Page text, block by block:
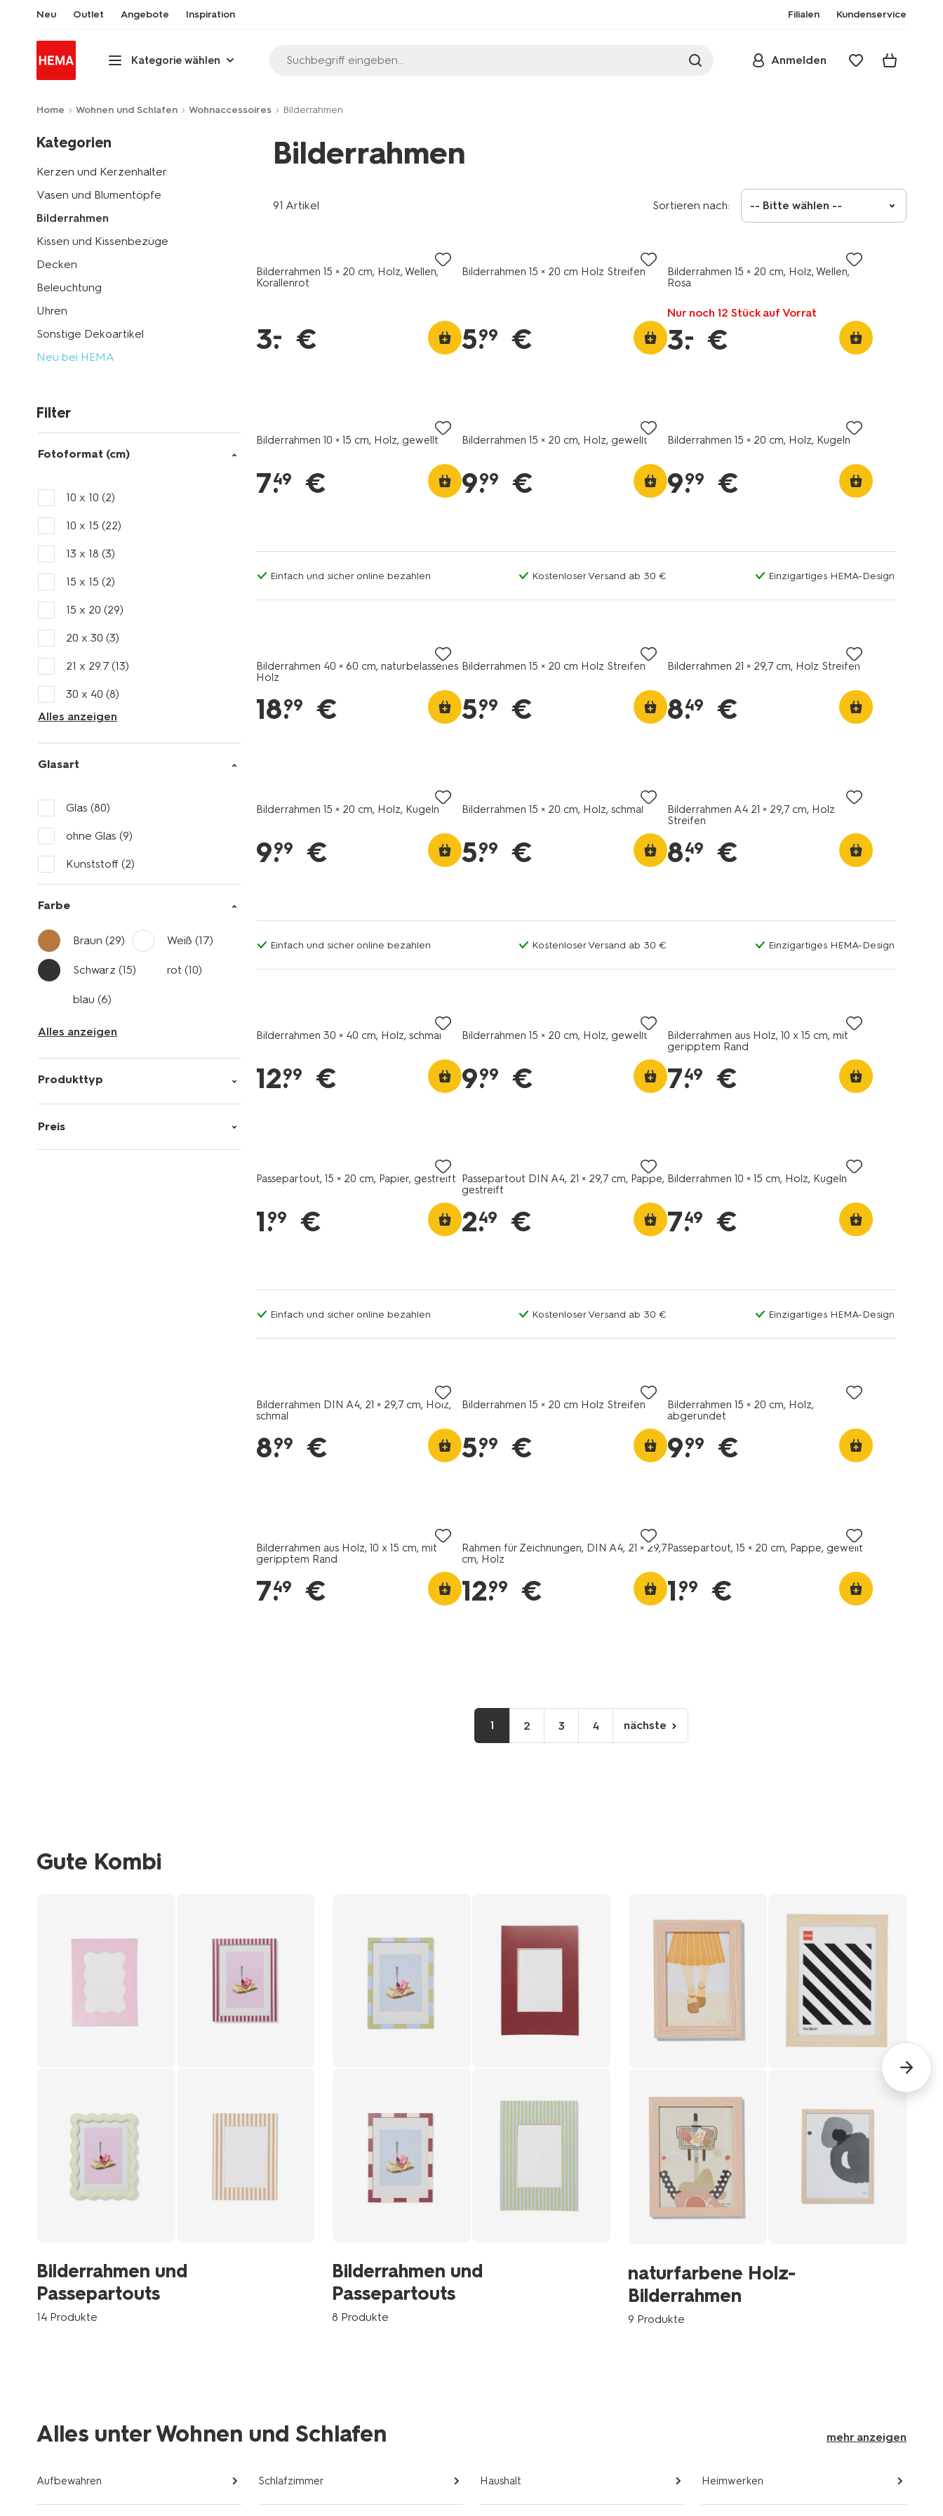
Neu Outlet Angebote Inspiration Filialen Kundenservice
Kategorie wählen Suchbegriff eingeben... Anmelden
Home Wohnen und Schlafen Wohnaccessoires Bilderrahmen
Kategorien
Kerzen und Kerzenhalter
Vasen und Blumentöpfe
Bilderrahmen
Kissen und Kissenbezüge
Decken
Beleuchtung
Uhren
Sonstige Dekoartikel
Neu bei HEMA
Filter
Fotoformat (cm)
10 x 10 (2)
10 x 15 (22)
13 x 18 (3)
15 x 15 (2)
15 x 20 (29)
20 x 30 (3)
21 x 29.7 (13)
30 x 40 (8)
Alles anzeigen
Glasart
Glas (80)
ohne Glas (9)
Kunststoff (2)
Farbe
Braun (29) Weiß(17)
Schwarz (15) rot(10)
blau (6)
Alles anzeigen
Produkttyp
Preis
Bilderrahmen
91 Artikel Sortieren nach: -- Bitte wählen --
Bilderrahmen 15 × 20 cm, Holz, Wellen,
Korallenrot
3.
– €
Bilderrahmen 15 × 20 cm Holz Streifen
5.
99 €
Bilderrahmen 15 × 20 cm, Holz, Wellen,
Rosa
Nur noch 12 Stück auf Vorrat
3.
– €
Bilderrahmen 10 × 15 cm, Holz, gewellt
7.
49 €
Bilderrahmen 15 × 20 cm, Holz, gewellt
9.
99 €
Bilderrahmen 15 × 20 cm, Holz, Kugeln
9.
99 €
Einfach und sicher online bezahlen Kostenloser Versand ab 30 € Einzigartiges HEMA-Design
Bilderrahmen 40 × 60 cm, naturbelassenes
Holz
18.
99 €
Bilderrahmen 15 × 20 cm Holz Streifen
5.
99 €
Bilderrahmen 21 × 29,7 cm, Holz Streifen
8.
49 €
Bilderrahmen 15 × 20 cm, Holz, Kugeln
9.
99 €
Bilderrahmen 15 × 20 cm, Holz, schmal
5.
99 €
Bilderrahmen A4 21 × 29,7 cm, Holz
Streifen
8.
49 €
Einfach und sicher online bezahlen Kostenloser Versand ab 30 € Einzigartiges HEMA-Design
Bilderrahmen 30 × 40 cm, Holz, schmal
12.
99 €
Bilderrahmen 15 × 20 cm, Holz, gewellt
9.
99 €
Bilderrahmen aus Holz, 10 x 15 cm, mit
geripptem Rand
7.
49 €
Passepartout, 15 × 20 cm, Papier, gestreift
1.
99 €
Passepartout DIN A4, 21 × 29,7 cm, Pappe,
gestreift
2.
49 €
Bilderrahmen 10 × 15 cm, Holz, Kugeln
7.
49 €
Einfach und sicher online bezahlen Kostenloser Versand ab 30 € Einzigartiges HEMA-Design
Bilderrahmen DIN A4, 21 × 29,7 cm, Holz,
schmal
8.
99 €
Bilderrahmen 15 × 20 cm Holz Streifen
5.
99 €
Bilderrahmen 15 × 20 cm, Holz,
abgerundet
9.
99 €
Bilderrahmen aus Holz, 10 x 15 cm, mit
geripptem Rand
7.
49 €
Rahmen für Zeichnungen, DIN A4, 21 × 29,7
cm, Holz
12.
99 €
Passepartout, 15 × 20 cm, Pappe, gewellt
1.
99 €
1 2 3 4
nächste
Seite
nächste
Gute Kombi
Bilderrahmen und
Passepartouts
14 Produkte
Bilderrahmen und
Passepartouts
8 Produkte
naturfarbene Holz-
Bilderrahmen
9 Produkte
Alles unter Wohnen und Schlafen mehr anzeigen
Aufbewahren Schlafzimmer Haushalt Heimwerken